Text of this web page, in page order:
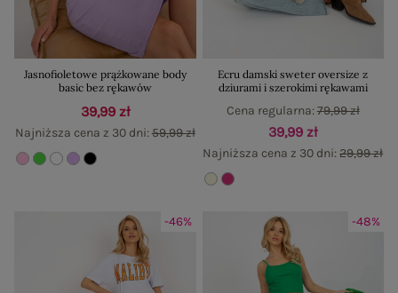
Jasnofioletowe prążkowane body
basic bez rękawów
39,99 zł
Najniższa cena z 30 dni:59,99 zł
Ecru damski sweter oversize z
dziurami i szerokimi rękawami
39,99 zł
Najniższa cena z 30 dni:29,99 zł
Cena regularna:79,99 zł
-46% -48%